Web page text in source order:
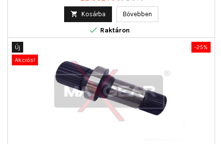
 Kosárba Bővebben
 Raktáron
-25%
Új
Akciós!